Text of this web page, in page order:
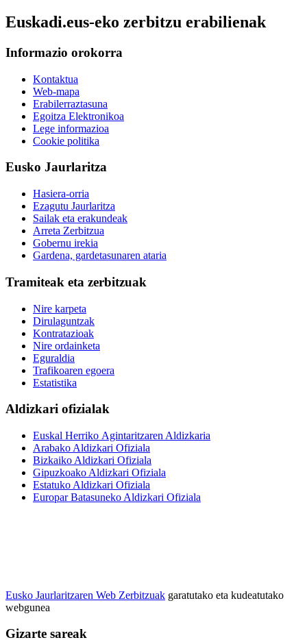
Euskadi.eus-eko zerbitzu erabilienak
Informazio orokorra
Kontaktua
Web-mapa
Erabilerraztasuna
Egoitza Elektronikoa
Lege informazioa
Cookie politika
Eusko Jaurlaritza
Hasiera-orria
Ezagutu Jaurlaritza
Sailak eta erakundeak
Arreta Zerbitzua
Gobernu irekia
Gardena, gardetasunaren ataria
Tramiteak eta zerbitzuak
Nire karpeta
Dirulaguntzak
Kontratazioak
Nire ordainketa
Eguraldia
Trafikoaren egoera
Estatistika
Aldizkari ofizialak
Euskal Herriko Agintaritzaren Aldizkaria
Arabako Aldizkari Ofiziala
Bizkaiko Aldizkari Ofiziala
Gipuzkoako Aldizkari Ofiziala
Estatuko Aldizkari Ofiziala
Europar Batasuneko Aldizkari Ofiziala
Eusko Jaurlaritzaren Web Zerbitzuak garatutako eta kudeatutako
webgunea
Gizarte sareak